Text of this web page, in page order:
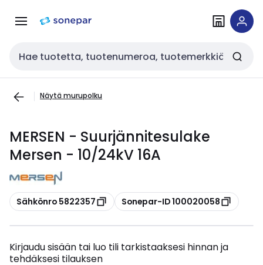
navigointiinsisältöön
Haku
Näytä murupolku
MERSEN - Suurjännitesulake
Mersen - 10/24kV 16A
Kopioi
Sähkönro 5822357 Kopioi
Sonepar-ID 100020058
Kirjaudu sisään tai luo tili tarkistaaksesi hinnan ja
tehdäksesi tilauksen